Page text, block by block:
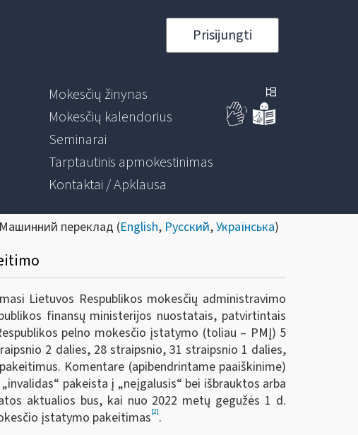
Prisijungti
Mokesčių žinynas
Mokesčių kalendorius
Seminarai
Tarptautinis apmokestinimas
Kontaktai / Apklausa
переклад (English, Русский,Українська)
Lietuvos Respublikos mokesčių administravimo
finansų ministerijos nuostatais, patvirtintais
pelno mokesčio įstatymo (toliau – PMĮ) 5
2 dalies, 28 straipsnio, 31 straipsnio 1 dalies,
Komentare (apibendrintame paaiškinime)
pakeista į „neįgalusis“ bei išbrauktos arba
aktualios bus, kai nuo 2022 metų gegužės 1 d.
įstatymo pakeitimas[2].